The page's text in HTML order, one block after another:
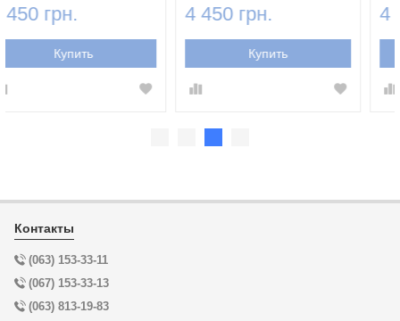
4 450 грн.
Купить
4 450 грн.
Купить
Контакты
(063) 153-33-11
(067) 153-33-13
(063) 813-19-83